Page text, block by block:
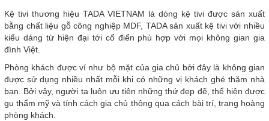
Kệ tivi thương hiệu TADA VIETNAM là dòng kệ tivi được sản xuất
bằng chất liệu gỗ công nghiệp MDF, TADA sản xuất kệ tivi với nhiều
kiểu dáng từ hiện đại tới cổ điển phù hợp với mọi không gian gia
đình Việt.
Phòng khách được ví như bộ mặt của gia chủ bởi đây là không gian
được sử dụng nhiều nhất mỗi khi có những vị khách ghé thăm nhà
bạn. Bởi vậy, người ta luôn ưu tiên những thứ đẹp đẽ, thể hiện được
gu thẩm mỹ và tính cách gia chủ thông qua cách bài trí, trang hoàng
phòng khách.